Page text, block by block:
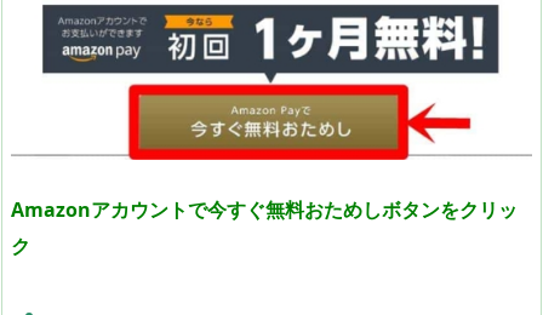
Amazonアカウントで今すぐ無料おためしボタンをクリッ
ク